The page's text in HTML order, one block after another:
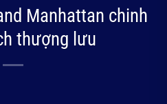
Manhattan chinh
thượng lưu